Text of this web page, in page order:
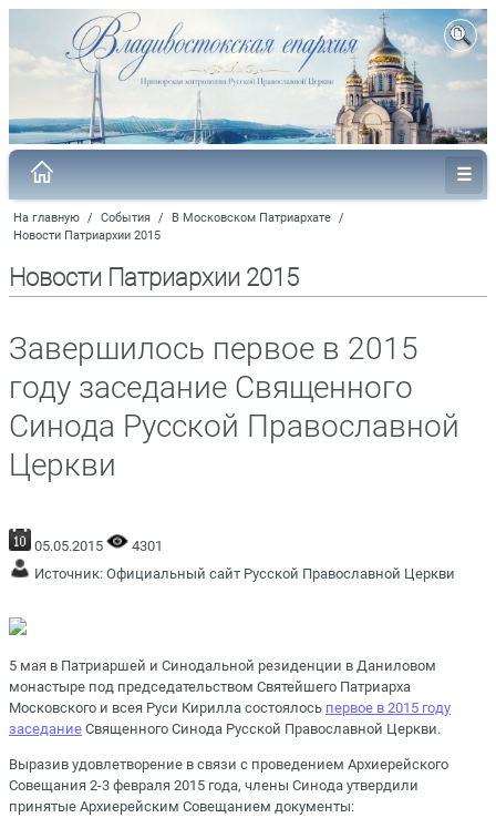
На главную / События / В Московском Патриархате /
Новости Патриархии 2015
Новости Патриархии 2015
Завершилось первое в 2015
году заседание Священного
Синода Русской Православной
Церкви
05.05.2015
4301
Источник: Официальный сайт Русской Православной Церкви
5 мая в Патриаршей и Синодальной резиденции в Даниловом
монастыре под председательством Святейшего Патриарха
Московского и всея Руси Кирилла состоялось первое в 2015 году
заседание Священного Синода Русской Православной Церкви.
Выразив удовлетворение в связи с проведением Архиерейского
Совещания 2-3 февраля 2015 года, члены Синода утвердили
принятые Архиерейским Совещанием документы: